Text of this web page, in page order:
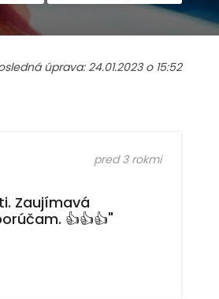
úprava: 24.01.2023 o 15:52
pred 3 rokmi
Zaujímavá
👍👍👍"